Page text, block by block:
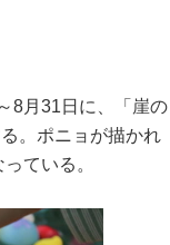
8月31日に、「崖の
。ポニョが描かれ
ている。